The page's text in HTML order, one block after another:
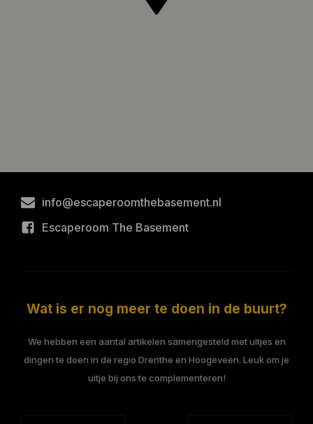
info@escaperoomthebasement.nl
Escaperoom The Basement
Wat is er nog meer te doen in de buurt?
We hebben een aantal artikelen samengesteld met uitjes en
dingen te doen in de regio Drenthe en Hoogeveen. Leuk om je
uitje bij ons te complementeren!